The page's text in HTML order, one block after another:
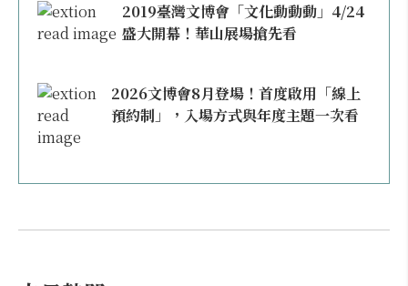
2019臺灣文博會「文化動動動」4/24
盛大開幕！華山展場搶先看
2026文博會8月登場！首度啟用「線上
預約制」，入場方式與年度主題一次看